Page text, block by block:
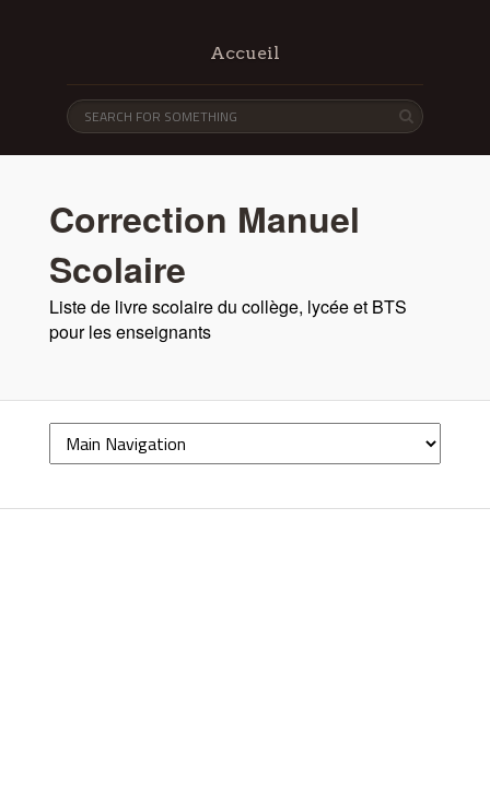
Accueil
Correction Manuel
Scolaire
Liste de livre scolaire du collège, lycée et BTS
pour les enseignants